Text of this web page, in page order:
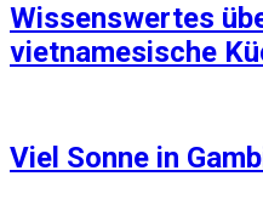
Wissenswertes
vietnamesische
Viel Sonne in